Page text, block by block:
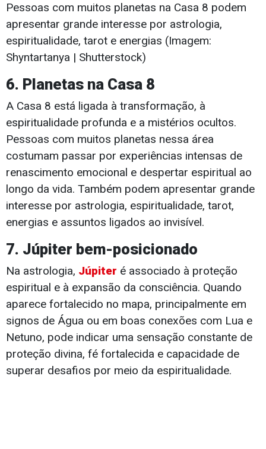
Pessoas com muitos planetas na Casa 8 podem
apresentar grande interesse por astrologia,
espiritualidade, tarot e energias (Imagem:
Shyntartanya | Shutterstock)
6. Planetas na Casa 8
A Casa 8 está ligada à transformação, à
espiritualidade profunda e a mistérios ocultos.
Pessoas com muitos planetas nessa área
costumam passar por experiências intensas de
renascimento emocional e despertar espiritual ao
longo da vida. Também podem apresentar grande
interesse por astrologia, espiritualidade, tarot,
energias e assuntos ligados ao invisível.
7. Júpiter bem-posicionado
Na astrologia, Júpiter é associado à proteção
espiritual e à expansão da consciência. Quando
aparece fortalecido no mapa, principalmente em
signos de Água ou em boas conexões com Lua e
Netuno, pode indicar uma sensação constante de
proteção divina, fé fortalecida e capacidade de
superar desafios por meio da espiritualidade.